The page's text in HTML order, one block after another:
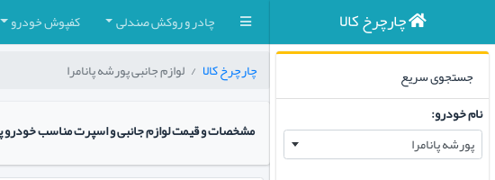
چادر و روکش صندلی کفپوش خودرو چارچرخ کالا
جستجوی سریع
نام خودرو:
پورشه پانامرا
چارچرخ کالا لوازم جانبی پورشه پانامرا
مشخصات و قیمت لوازم جانبی و اسپرت مناسب خودرو